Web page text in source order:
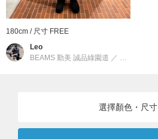
180cm / 尺寸 FREE
Leo
BEAMS 勤美 誠品綠園道 ／
選擇顏色・尺寸